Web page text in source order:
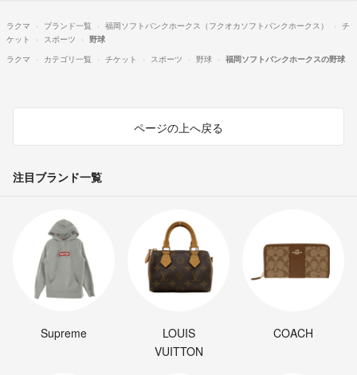
ラクマ ブランド一覧 福岡ソフトバンクホークス（フクオカソフトバンクホークス）
チ
ケット
スポーツ
野球
ラクマ
カテゴリ一覧 チケット スポーツ 野球 福岡ソフトバンクホークスの野球
ページの上へ戻る
注目ブランド一覧
Supreme
LOUIS
VUITTON
COACH